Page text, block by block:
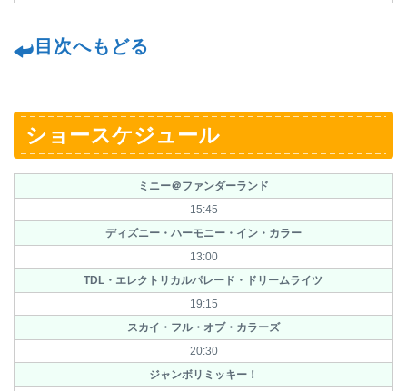
目次へもどる
ショースケジュール
ミニー＠ファンダーランド
15:45
ディズニー・ハーモニー・イン・カラー
13:00
TDL・エレクトリカルパレード・ドリームライツ
19:15
スカイ・フル・オブ・カラーズ
20:30
ジャンボリミッキー！